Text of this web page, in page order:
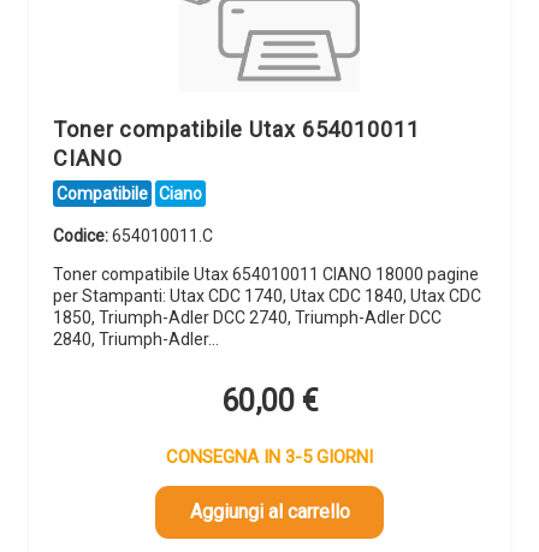
Toner compatibile Utax 654010011
CIANO
Compatibile Ciano
Codice:654010011.C
Toner compatibile Utax 654010011 CIANO 18000 pagine
per Stampanti: Utax CDC 1740, Utax CDC 1840, Utax CDC
1850, Triumph-Adler DCC 2740, Triumph-Adler DCC
2840, Triumph-Adler…
60,00 €
CONSEGNA IN 3-5 GIORNI
Aggiungi al carrello